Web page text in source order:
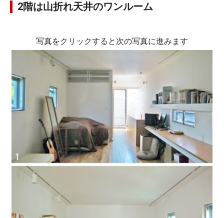
2階は山折れ天井のワンルーム
写真をクリックすると次の写真に進みます